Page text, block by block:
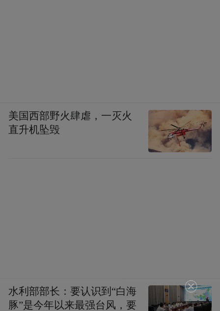
美国西部野火肆虐，一灭火
直升机坠毁
水利部部长：要认识到“白海
豚”是今年以来最强台风，要